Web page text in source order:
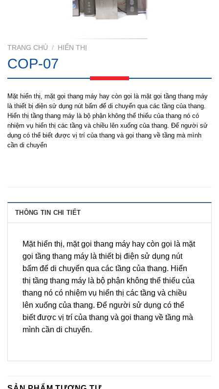
TRANG CHỦ / HIỂN THỊ
COP-07
Mặt hiển thị, mặt gọi thang máy hay còn gọi là mặt gọi tầng thang máy
là thiết bị điện sử dụng nút bấm để di chuyển qua các tầng của thang.
Hiển thị tầng thang máy là bộ phận không thể thiếu của thang nó có
nhiệm vụ hiển thị các tầng và chiều lên xuống của thang. Để người sử
dụng có thể biết được vị trí của thang và gọi thang về tầng mà mình
cần di chuyển
THÔNG TIN CHI TIẾT
Mặt hiển thị, mặt gọi thang máy hay còn gọi là mặt
gọi tầng thang máy là thiết bị điện sử dụng nút
bấm để di chuyển qua các tầng của thang. Hiển
thị tầng thang máy là bộ phận không thể thiếu của
thang nó có nhiệm vụ hiển thị các tầng và chiều
lên xuống của thang. Để người sử dụng có thể
biết được vị trí của thang và gọi thang về tầng mà
mình cần di chuyển.